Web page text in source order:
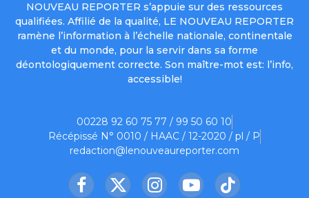
NOUVEAU REPORTER s’appuie sur des ressources
qualifiées. Affilié de la qualité, LE NOUVEAU REPORTER
ramène l’information à l’échelle nationale, continentale
et du monde, pour la servir dans sa forme
déontologiquement correcte. Son maître-mot est: l’info,
accessible!
00228 92 60 75 77 / 99 50 60 10
Récépissé N° 0010 / HAAC / 12-2020 / pl / P
redaction@lenouveaureporter.com
Facebook
X InstagramYouTubeTikTok